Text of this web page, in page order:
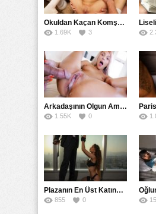
Altyazılı,Anal,Doktor,Fantezi Full HD
İlginç,Latin,Liseli ,Olgun ,Oral Seks,
Swinger,Toplu,Uzun Konulu Yabancı
Okuldan Kaçan Komşu Kızını Bakire Sanıp Götten Sikti
1.69K 3
Arkadaşının Olgun Amcasına Siktirip İçine Boşalmasını İstedi
1.55K 0
Plazanın En Üst Katında Üst Seviye Köle Fantezisi Sikişi
855 0